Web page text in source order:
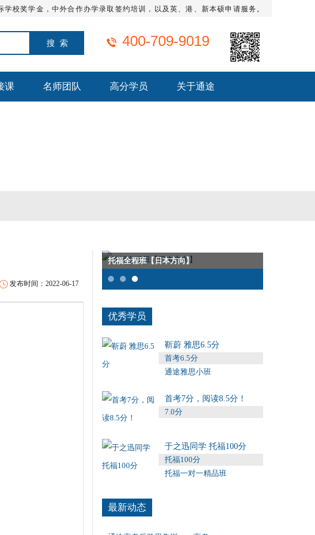
校奖学金，中外合作办学录取签约培训，以及英、港、新本硕申请服务。
400-709-9019
课 名师团队 高分学员 关于通途
发布时间：2022-06-17
托福全程班【日本方向】
优秀学员
靳蔚 雅思6.5分
首考6.5分
通途雅思小班
首考7分，阅读8.5分！
7.0分
于之迅同学 托福100分
托福100分
托福一对一精品班
最新动态